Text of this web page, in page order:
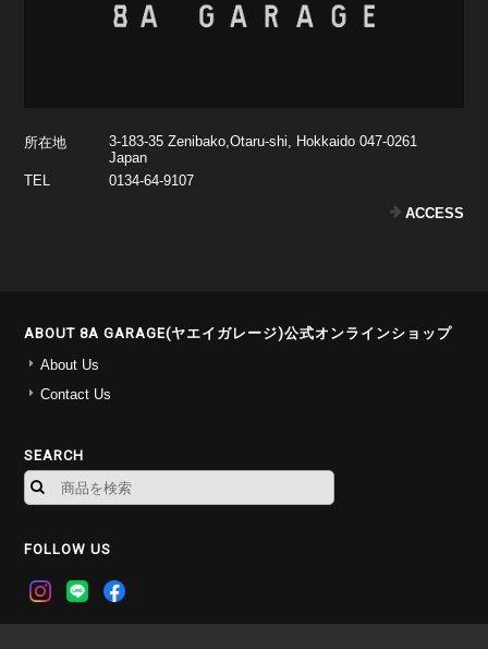
所在地
3-183-35 Zenibako,Otaru-shi, Hokkaido 047-0261
Japan
TEL
0134-64-9107
ACCESS
ABOUT 8A GARAGE(ヤエイガレージ)公式オンラインショップ
About Us
Contact Us
SEARCH
FOLLOW US